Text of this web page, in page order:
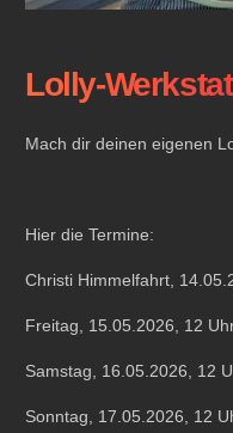
Lolly-
Mach dir deinen eigenen
Hier die Termine:
Christi Himmelfahrt,
Freitag, 15.05.2026, 12
Samstag, 16.05.2026, 12
Sonntag, 17.05.2026, 12